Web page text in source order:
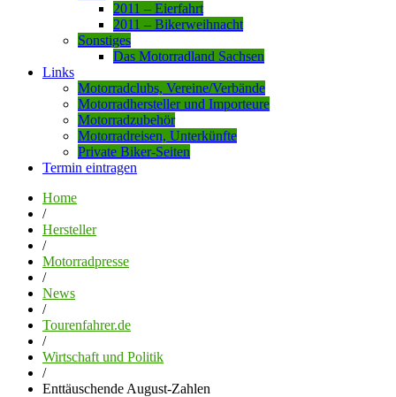
2011 – Eierfahrt
2011 – Bikerweihnacht
Sonstiges
Das Motorradland Sachsen
Links
Motorradclubs, Vereine/Verbände
Motorradhersteller und Importeure
Motorradzubehör
Motorradreisen, Unterkünfte
Private Biker-Seiten
Termin eintragen
Home
/
Hersteller
/
Motorradpresse
/
News
/
Tourenfahrer.de
/
Wirtschaft und Politik
/
Enttäuschende August-Zahlen